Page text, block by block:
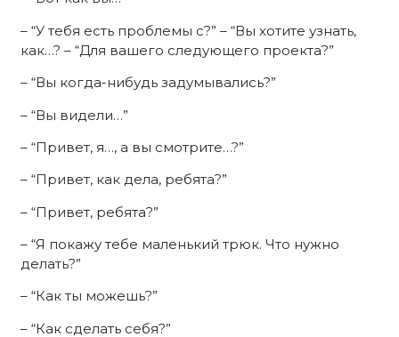
– “У тебя есть проблемы с?” – “Вы хотите узнать,
как…? – “Для вашего следующего проекта?”
– “Вы когда-нибудь задумывались?”
– “Вы видели…”
– “Привет, я…, а вы смотрите…?”
– “Привет, как дела, ребята?”
– “Привет, ребята?”
– “Я покажу тебе маленький трюк. Что нужно
делать?”
– “Как ты можешь?”
– “Как сделать себя?”